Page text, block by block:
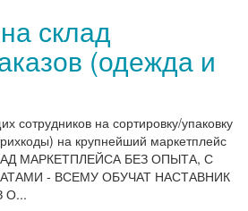
склад
(одежда и
сотрудников на сортировку/упаковку
на крупнейший маркетплейс
МАРКЕТПЛЕЙСА БЕЗ ОПЫТА, С
- ВСЕМУ ОБУЧАТ НАСТАВНИК
О...